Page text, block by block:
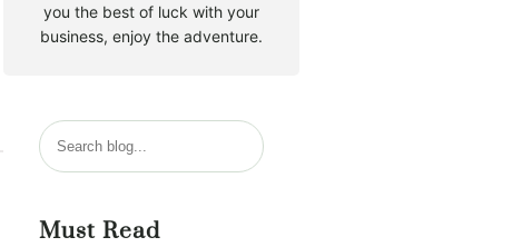
you the best of luck with your
business, enjoy the adventure.
B
u
c
Must Read